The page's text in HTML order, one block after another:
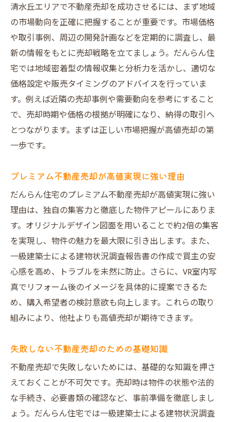
不動産売却を成功に導く清水丘エリアの新提案
オリジナル図面で差がつく不動産売却戦略
一級建築士監修の建物状況調査が信頼を生
む
清水丘の不動産売却で新生活イメージを提
案
不動産売却で大切な査定の比較ポイント解
説
大阪市の不動産買取業者との違いを知る
だんらん住宅なら清水丘の物件も高値売却が可
能
だんらん住宅の不動産売却が選ばれる理由
仲介と買取それぞれのメリットを徹底比較
高評価を支える売主様インタビューに注目
大阪不動産買取と比べたプレミアム売却利
点
売却本舗や他社との違いが生む安心感とは
建物状況調査で安心をプラスした売却のポイン
ト
一級建築士が行う建物状況調査の重要性
不動産売却時のトラブルを未然に防ぐ方法
安心できる取引に必要な情報開示について
清水丘エリアで不動産売却を成功させるには、まず地域
の市場動向を正確に把握することが重要です。市場価格
や取引事例、周辺の開発計画などを定期的に調査し、最
新の情報をもとに売却戦略を立てましょう。だんらん住
宅では地域密着型の情報収集と分析力を活かし、適切な
価格設定や販売タイミングのアドバイスを行っていま
す。例えば近隣の売却事例や需要動向を参考にすること
で、売却時期や価格の根拠が明確になり、納得の取引へ
とつながります。まずは正しい市場把握が高値売却の第
一歩です。
プレミアム不動産売却が高値実現に強い理由
だんらん住宅のプレミアム不動産売却が高値実現に強い
理由は、独自の集客力と徹底した物件アピールにありま
す。オリジナルデザイン図面を用いることで約2倍の集客
を実現し、物件の魅力を最大限に引き出します。また、
一級建築士による建物状況調査報告書の作成で買主の安
心感を高め、トラブルを未然に防止。さらに、VR室内写
真でリフォーム後のイメージを具体的に提案できるた
め、購入希望者の検討意欲も向上します。これらの取り
組みにより、他社よりも高値売却が期待できます。
失敗しない不動産売却のための基礎知識
不動産売却で失敗しないためには、基礎的な知識を押さ
えておくことが不可欠です。売却時は物件の状態や法的
な手続き、必要書類の確認など、事前準備を徹底しまし
ょう。だんらん住宅では一級建築士による建物状況調査